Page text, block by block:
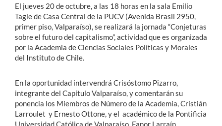
Funcionarios
Alumni
El jueves 20 de octubre, a las 18 horas en la sala Emilio
Tagle de Casa Central de la PUCV (Avenida Brasil 2950,
primer piso, Valparaíso), se realizará la jornada “Conjeturas
sobre el futuro del capitalismo”, actividad que es organizada
por la Academia de Ciencias Sociales Políticas y Morales
del Instituto de Chile.
En la oportunidad intervendrá Crisóstomo Pizarro,
integrante del Capítulo Valparaíso, y comentarán su
ponencia los Miembros de Número de la Academia, Cristián
Larroulet y Ernesto Ottone, y el académico de la Pontificia
Universidad Católica de Valparaíso, Fanor Larraín.